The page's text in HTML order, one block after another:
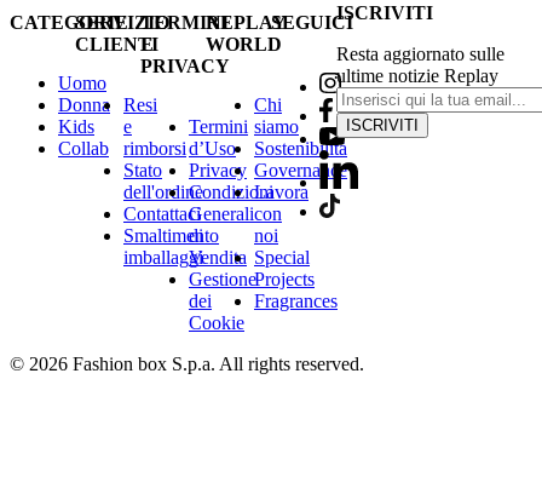
CATEGORIE
Uomo
Donna
Kids
Collab
SERVIZIO
CLIENTI
Resi
e
rimborsi
Stato
dell'ordine
Contattaci
Smaltimento
imballaggi
TERMINI
E
PRIVACY
Termini
d’Uso
Privacy
Condizioni
Generali
di
Vendita
Gestione
dei
Cookie
REPLAY
WORLD
Chi
siamo
Sostenibilità
Governance
Lavora
con
noi
Special
Projects
Fragrances
SEGUICIISCRIVITI
Resta aggiornato sulle
ultime notizie Replay
ISCRIVITI
© 2026 Fashion box S.p.a. All rights reserved.